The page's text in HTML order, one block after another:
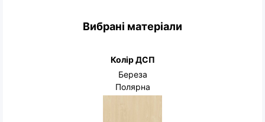
Вибрані матеріали
Колір ДСП
Береза
Полярна